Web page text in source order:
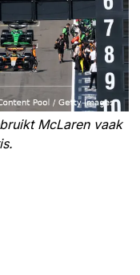
McLaren vaak